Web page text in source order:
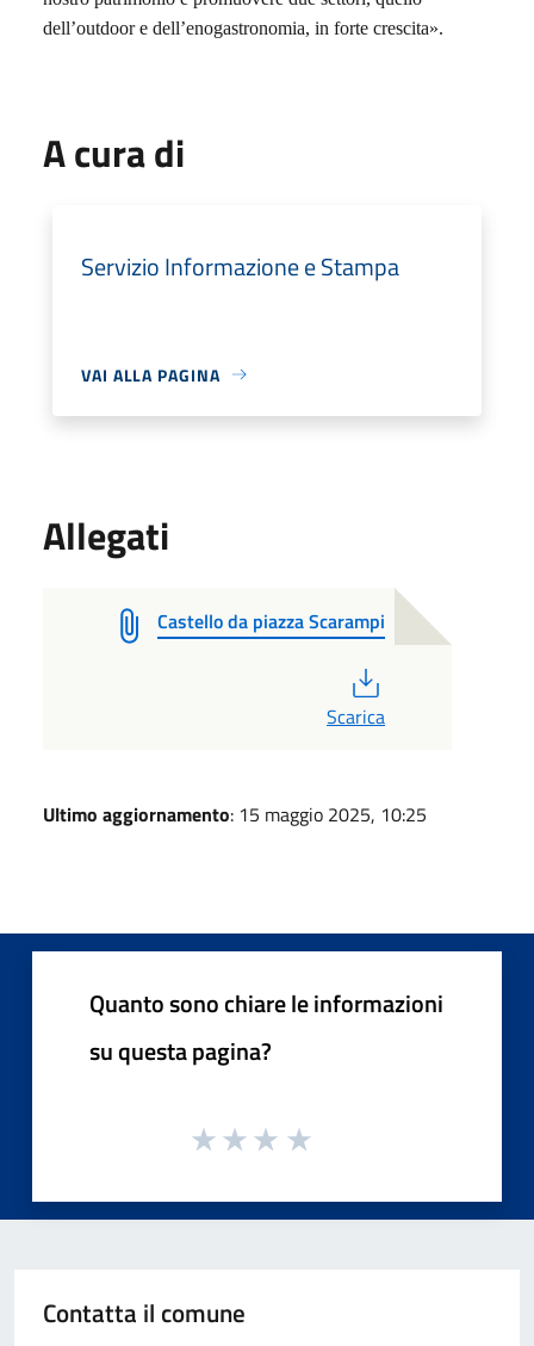
dell’outdoor e dell’enogastronomia, in forte crescita».
A cura di
Servizio Informazione e Stampa
VAI ALLA PAGINA
Allegati
Castello da piazza Scarampi
Scarica
Ultimo aggiornamento: 15 maggio 2025, 10:25
Quanto sono chiare le informazioni
su questa pagina?
Contatta il comune